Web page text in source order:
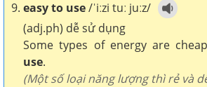
9. easy to use/ˈiːzi tuː juːz/
(adj.ph) dễ sử dụng
Some types of energy are
use.
(Một số loại năng lượng thì rẻ và